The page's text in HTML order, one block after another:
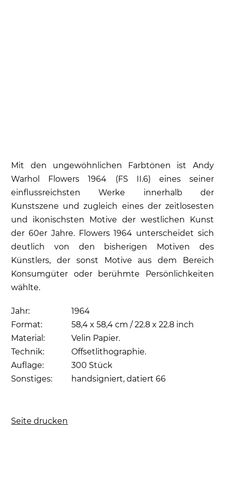
Mit den ungewöhnlichen Farbtönen ist Andy
Warhol Flowers 1964 (FS II.6) eines seiner
einflussreichsten Werke innerhalb der
Kunstszene und zugleich eines der zeitlosesten
und ikonischsten Motive der westlichen Kunst
der 60er Jahre. Flowers 1964 unterscheidet sich
deutlich von den bisherigen Motiven des
Künstlers, der sonst Motive aus dem Bereich
Konsumgüter oder berühmte Persönlichkeiten
wählte.
Jahr:
1964
Format:
58,4 x 58,4 cm / 22.8 x 22.8 inch
Material:
Velin Papier.
Technik:
Offsetlithographie.
Auflage:
300 Stück
Sonstiges:
handsigniert, datiert 66
Seite drucken